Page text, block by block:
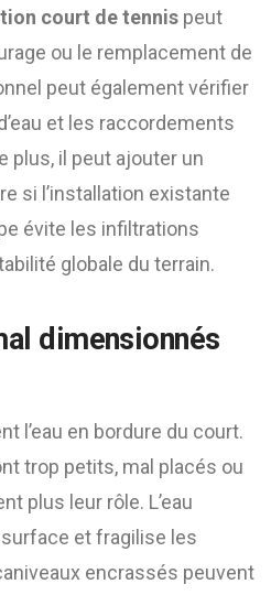
court de tennis peut
ou le remplacement de
peut également vérifier
et les raccordements
plus, il peut ajouter un
si l’installation existante
évite les infiltrations
globale du terrain.
dimensionnés
l’eau en bordure du court.
trop petits, mal placés ou
plus leur rôle. L’eau
et fragilise les
encrassés peuvent